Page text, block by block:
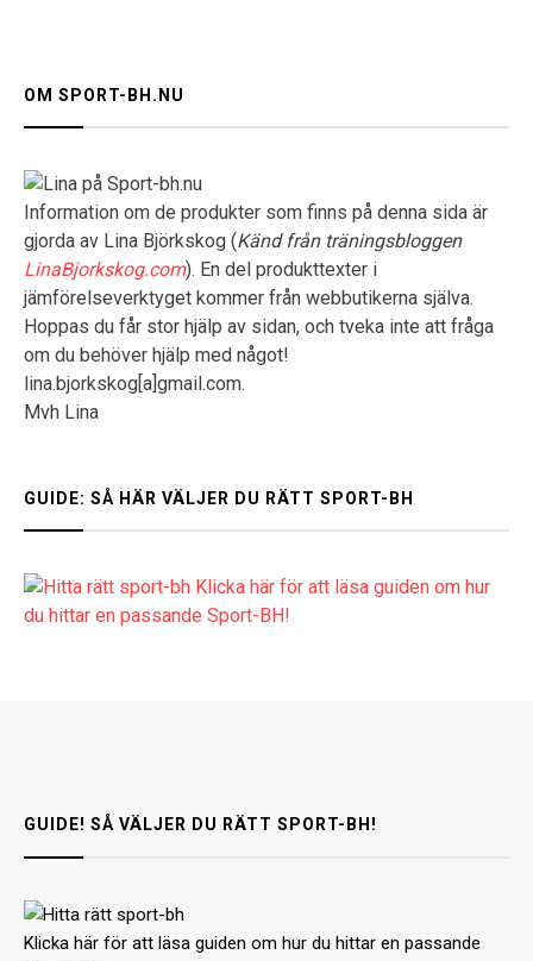
OM SPORT-BH.NU
Information om de produkter som finns på denna sida är
gjorda av Lina Björkskog (Känd från träningsbloggen
LinaBjorkskog.com). En del produkttexter i
jämförelseverktyget kommer från webbutikerna själva.
Hoppas du får stor hjälp av sidan, och tveka inte att fråga
om du behöver hjälp med något!
lina.bjorkskog[a]gmail.com.
Mvh Lina
GUIDE: SÅ HÄR VÄLJER DU RÄTT SPORT-BH
Klicka här för att läsa guiden om hur
du hittar en passande Sport-BH!
GUIDE! SÅ VÄLJER DU RÄTT SPORT-BH!
Klicka här för att läsa guiden om hur du hittar en passande